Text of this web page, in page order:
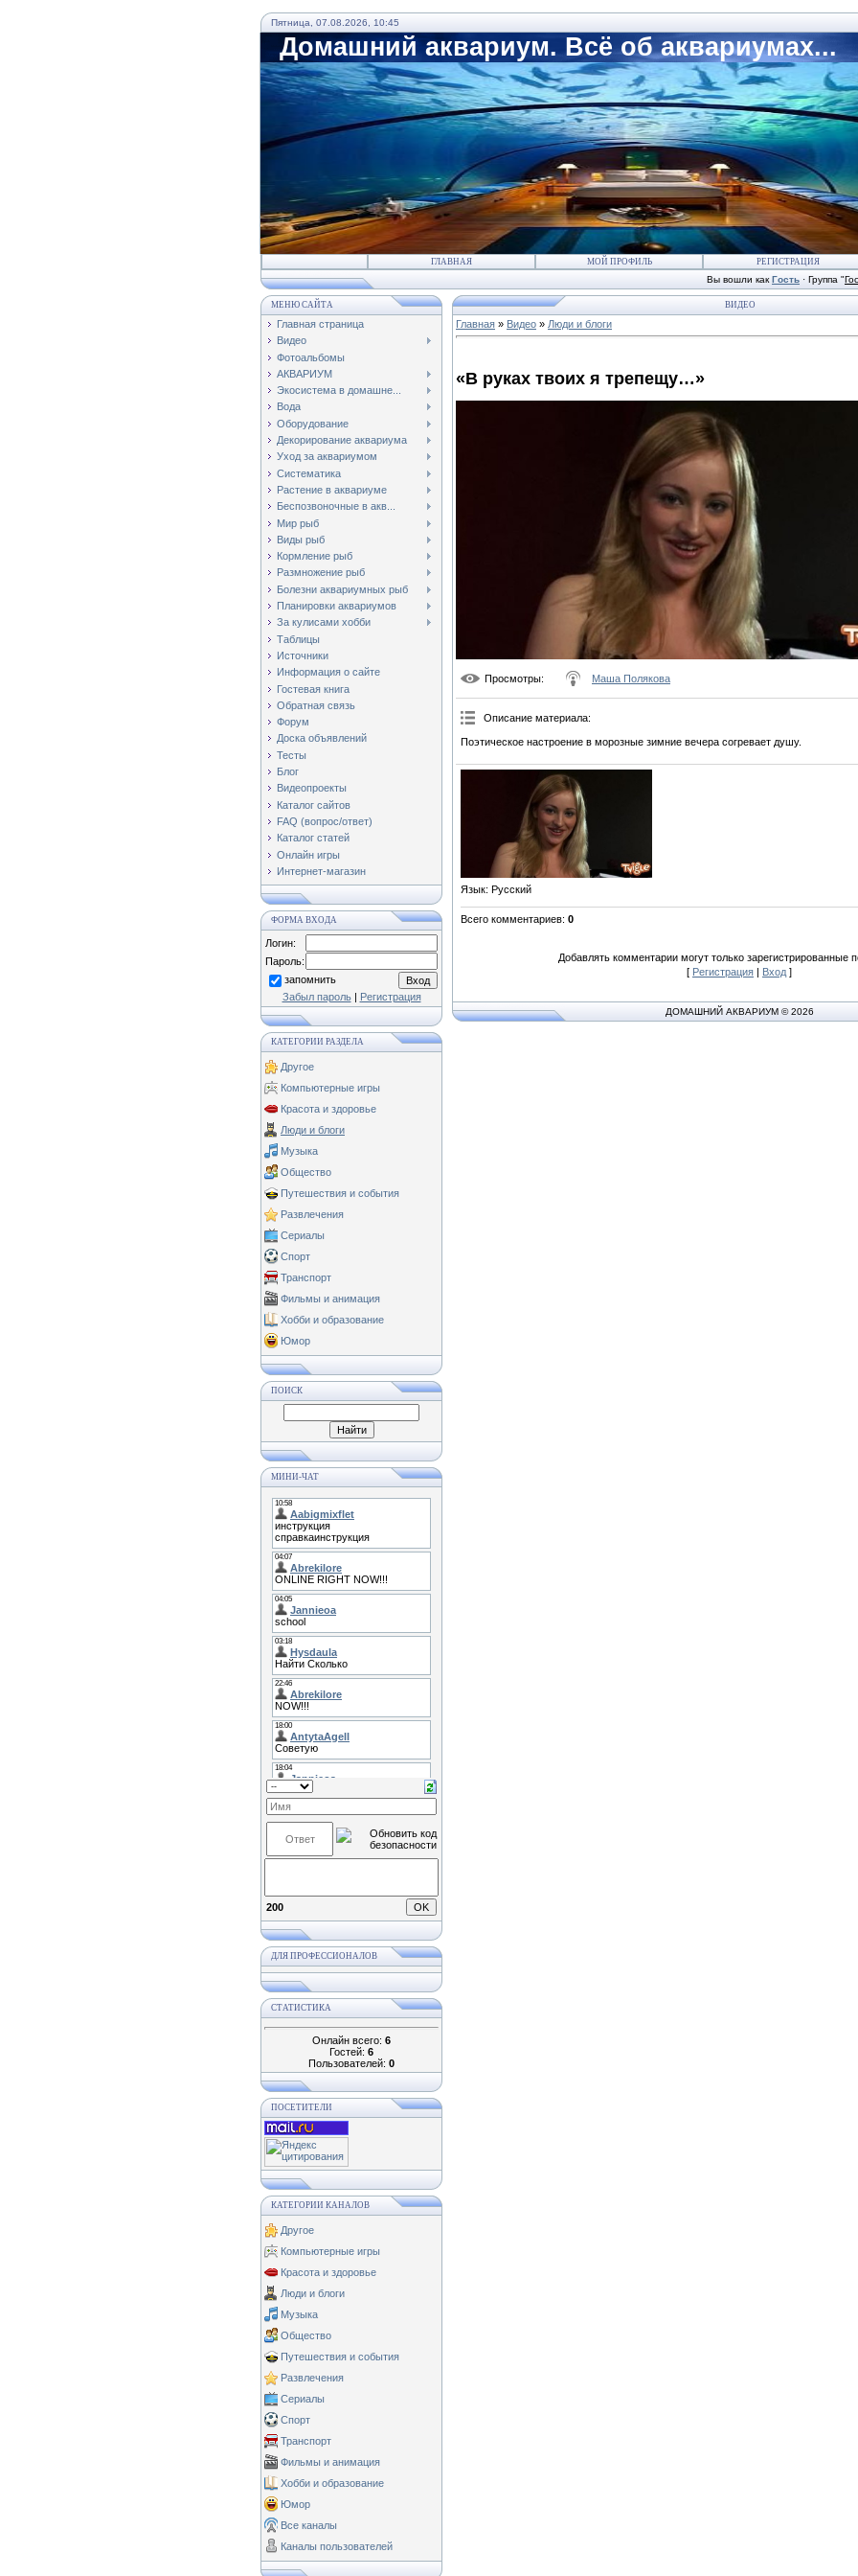
Пятница, 07.08.2026, 10:45
Домашний аквариум. Всё об аквариумах...
ГЛАВНАЯ МОЙ ПРОФИЛЬ РЕГИСТРАЦИЯ
Вы вошли как Гость · Группа "
МЕНЮ САЙТА
Главная страница
Видео
Фотоальбомы
АКВАРИУМ
Экосистема в домашне...
Вода
Оборудование
Декорирование аквариума
Уход за аквариумом
Систематика
Растение в аквариуме
Беспозвоночные в акв...
Мир рыб
Виды рыб
Кормление рыб
Размножение рыб
Болезни аквариумных рыб
Планировки аквариумов
За кулисами хобби
Таблицы
Источники
Информация о сайте
Гостевая книга
Обратная связь
Форум
Доска объявлений
Тесты
Блог
Видеопроекты
Каталог сайтов
FAQ (вопрос/ответ)
Каталог статей
Онлайн игры
Интернет-магазин
ФОРМА ВХОДА
Логин:
Пароль:
запомнить
Забыл пароль| Регистрация
КАТЕГОРИИ РАЗДЕЛА
Другое
Компьютерные игры
Красота и здоровье
Люди и блоги
Музыка
Общество
Путешествия и события
Развлечения
Сериалы
Спорт
Транспорт
Фильмы и анимация
Хобби и образование
Юмор
ПОИСК
МИНИ-ЧАТ
200
ДЛЯ ПРОФЕССИОНАЛОВ
СТАТИСТИКА
Онлайн всего: 6
Гостей: 6
Пользователей: 0
ПОСЕТИТЕЛИ
КАТЕГОРИИ КАНАЛОВ
Другое
Компьютерные игры
Красота и здоровье
Люди и блоги
Музыка
Общество
Путешествия и события
Развлечения
Сериалы
Спорт
Транспорт
Фильмы и анимация
Хобби и образование
Юмор
Все каналы
Каналы пользователей
ВИДЕО
Главная » Видео » Люди и блоги
«В руках твоих я трепещу…»
Просмотры: Маша Полякова
Описание материала:
Поэтическое настроение в морозные зимние вечера согревает душу.
Язык: Русский
Всего комментариев: 0
Добавлять комментарии могут только зарегистрированные
[ Регистрация | Вход ]
ДОМАШНИЙ АКВАРИУМ © 2026